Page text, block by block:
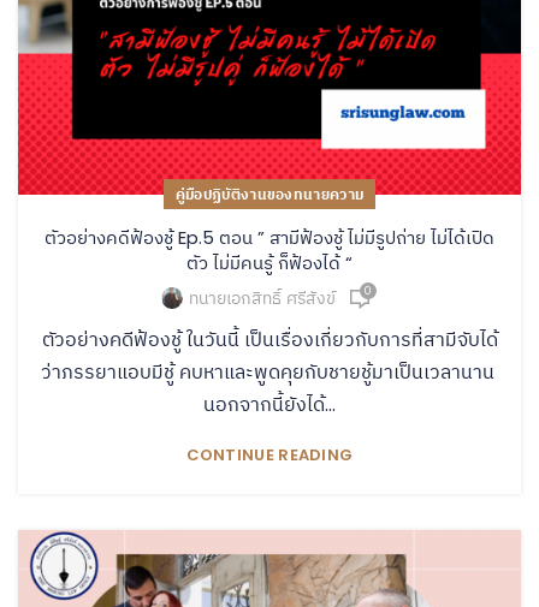
คู่มือปฏิบัติงานของทนายความ
ตัวอย่างคดีฟ้องชู้ Ep.5 ตอน ” สามีฟ้องชู้ ไม่มีรูปถ่าย ไม่ได้เปิด
ตัว ไม่มีคนรู้ ก็ฟ้องได้ “
ทนายเอกสิทธิ์ ศรีสังข์ 0
ตัวอย่างคดีฟ้องชู้ ในวันนี้ เป็นเรื่องเกี่ยวกับการที่สามีจับได้
ว่าภรรยาแอบมีชู้ คบหาและพูดคุยกับชายชู้มาเป็นเวลานาน
นอกจากนี้ยังได้...
CONTINUE READING